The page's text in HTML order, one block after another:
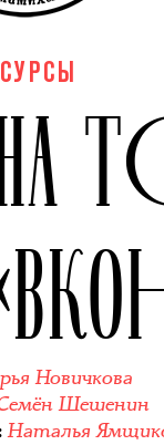
Новичкова
Шешенин
Наталья